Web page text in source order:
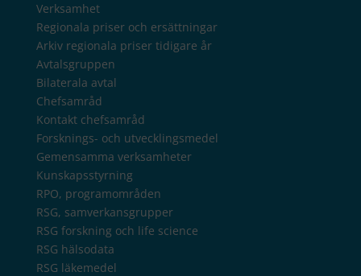
Verksamhet
Regionala priser och ersättningar
Arkiv regionala priser tidigare år
Avtalsgruppen
Bilaterala avtal
Chefsamråd
Kontakt chefsamråd
Forsknings- och utvecklingsmedel
Gemensamma verksamheter
Kunskapsstyrning
RPO, programområden
RSG, samverkansgrupper
RSG forskning och life science
RSG hälsodata
RSG läkemedel